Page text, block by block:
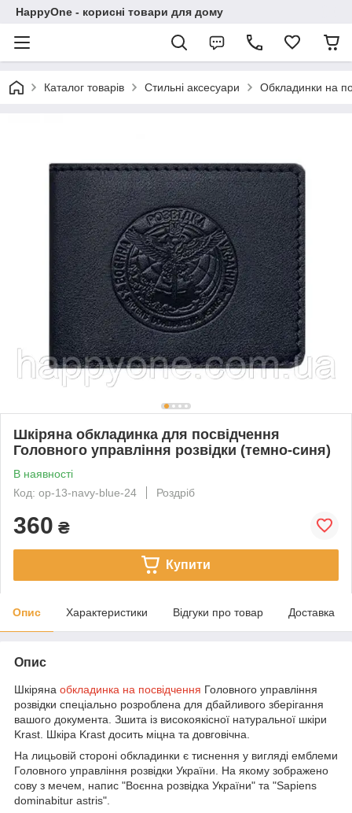
HappyOne - корисні товари для дому
Каталог товарів Стильні аксесуари Обкладинки на
Шкіряна обкладинка для посвідчення
Головного управління розвідки (темно-синя)
В наявності
Код: op-13-navy-blue-24
Роздріб
360 ₴
Купити
Опис Характеристики Відгуки про товар Доставка
Опис
Шкіряна обкладинка на посвідчення Головного управління
розвідки спеціально розроблена для дбайливого зберігання
вашого документа. Зшита із високоякісної натуральної шкіри
Krast. Шкіра Krast досить міцна та довговічна.
На лицьовій стороні обкладинки є тиснення у вигляді емблеми
Головного управління розвідки України. На якому зображено
сову з мечем, напис "Воєнна розвідка України" та "Sapiens
dominabitur astris".